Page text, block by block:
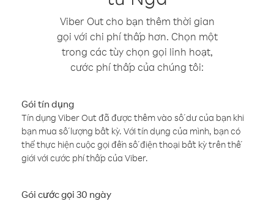
Viber Out cho bạn thêm thời gian
gọi với chi phí thấp hơn. Chọn một
trong các tùy chọn gọi linh hoạt,
cước phí thấp của chúng tôi:
Gói tín dụng
Tín dụng Viber Out đã được thêm vào số dư của bạn khi
bạn mua số lượng bất kỳ. Với tín dụng của mình, bạn có
thể thực hiện cuộc gọi đến số điện thoại bất kỳ trên thế
giới với cước phí thấp của Viber.
Gói cước gọi 30 ngày